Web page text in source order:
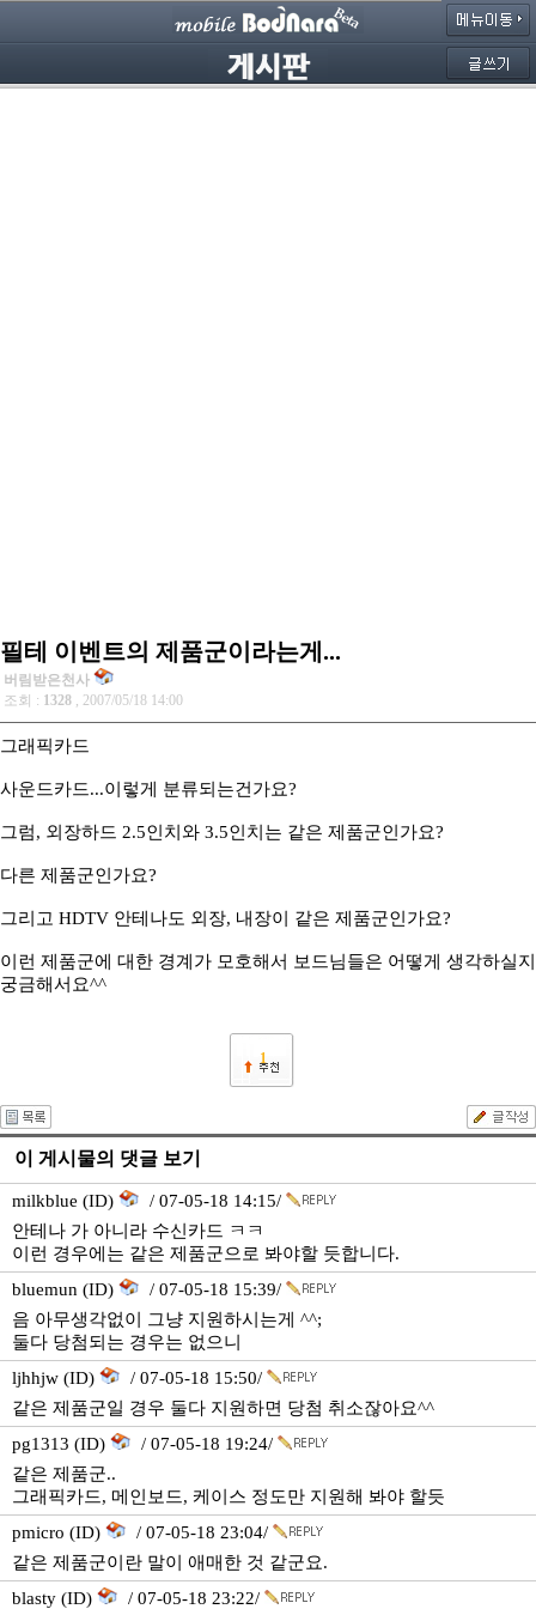
필테 이벤트의 제품군이라는게...
버림받은천사
조회 : 1328 , 2007/05/18 14:00
그래픽카드
사운드카드...이렇게 분류되는건가요?
그럼, 외장하드 2.5인치와 3.5인치는 같은 제품군인가요?
다른 제품군인가요?
그리고 HDTV 안테나도 외장, 내장이 같은 제품군인가요?
이런 제품군에 대한 경계가 모호해서 보드님들은 어떻게 생각하실지
궁금해서요^^
1
이 게시물의 댓글 보기
milkblue (ID)
/ 07-05-18 14:15/
안테나 가 아니라 수신카드 ㅋㅋ
이런 경우에는 같은 제품군으로 봐야할 듯합니다.
bluemun (ID)
/ 07-05-18 15:39/
음 아무생각없이 그냥 지원하시는게 ^^;
둘다 당첨되는 경우는 없으니
ljhhjw (ID)
/ 07-05-18 15:50/
같은 제품군일 경우 둘다 지원하면 당첨 취소잖아요^^
pg1313 (ID)
/ 07-05-18 19:24/
같은 제품군..
그래픽카드, 메인보드, 케이스 정도만 지원해 봐야 할듯
pmicro (ID)
/ 07-05-18 23:04/
같은 제품군이란 말이 애매한 것 같군요.
blasty (ID)
/ 07-05-18 23:22/